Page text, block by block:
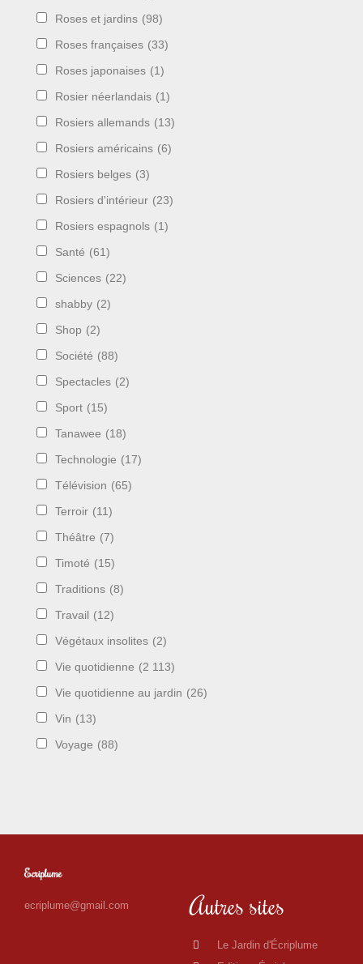
Roses et jardins (98)
Roses françaises (33)
Roses japonaises (1)
Rosier néerlandais (1)
Rosiers allemands (13)
Rosiers américains (6)
Rosiers belges (3)
Rosiers d'intérieur (23)
Rosiers espagnols (1)
Santé (61)
Sciences (22)
shabby (2)
Shop (2)
Société (88)
Spectacles (2)
Sport (15)
Tanawee (18)
Technologie (17)
Télévision (65)
Terroir (11)
Théâtre (7)
Timoté (15)
Traditions (8)
Travail (12)
Végétaux insolites (2)
Vie quotidienne (2 113)
Vie quotidienne au jardin (26)
Vin (13)
Voyage (88)
Ecriplume
ecriplume@gmail.com Autres sites
Le Jardin d'Écriplume